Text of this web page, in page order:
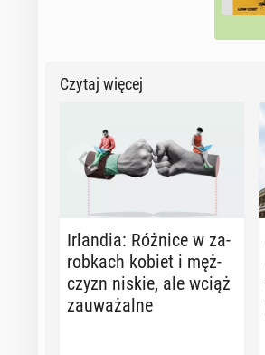
Czytaj więcej
Ir­lan­dia: Różnice w za­
rob­kach kobiet i męż­
czyzn niskie, ale wciąż
za­uwa­żal­ne